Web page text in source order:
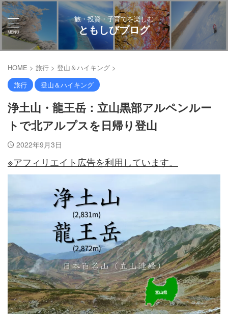
旅・投資・子育てを楽しむ
ともしびブログ
HOME > 旅行 > 登山＆ハイキング >
旅行
登山＆ハイキング
浄土山・龍王岳：立山黒部アルペンルー
トで北アルプスを日帰り登山
2022年9月3日
※アフィリエイト広告を利用しています。